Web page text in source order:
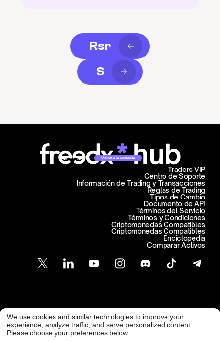
Rsr
S
Unirse a la campaña
Centro de Soporte
Información de Trading y Transacciones
Traders VIP
Reglas de Trading
Tipos de Cambio
Documento de API
Términos del Servicio
Términos y Condiciones
Criptomonedas Compatibles
Criptomonedas Compatibles
Enciclopedia
Comparar Activos
Atención al Cliente
support@freedx.com @ Freedx 2026
We use cookies and similar technologies to improve your
experience, analyze traffic, and serve personalized content.
Please choose your preferences below.